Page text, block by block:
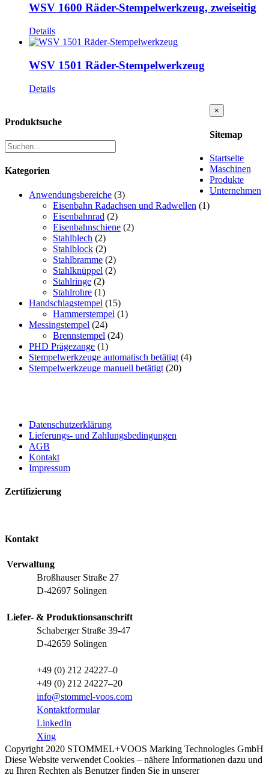
WSV 1600 Räder-Stempelwerkzeug, zweiseitig
Details
WSV 1501 Räder-Stempelwerkzeug
Details
Produktsuche
Kategorien
Anwendungsbereiche (3)
Eisenbahn Radachsen und Radwellen (1)
Eisenbahnrad (2)
Eisenbahnschiene (2)
Stahlblech (2)
Stahlblock (2)
Stahlbramme (2)
Stahlknüppel (2)
Stahlringe (2)
Stahlrohre (1)
Handschlagstempel (15)
Hammerstempel (1)
Messingstempel (24)
Brennstempel (24)
PHD Prägezange (1)
Stempelwerkzeuge automatisch betätigt (4)
Stempelwerkzeuge manuell betätigt (20)
Close
product
view
×
Sitemap
Startseite
Maschinen
Produkte
Unternehmen
Datenschutzerklärung
Lieferungs- und Zahlungsbedingungen
AGB
Kontakt
Impressum
Zertifizierung
Kontakt
Verwaltung
Broßhauser Straße 27
D-42697 Solingen
Liefer- & Produktionsanschrift
Schaberger Straße 39-47
D-42659 Solingen
+49 (0) 212 24227–0
+49 (0) 212 24227–20
info@stommel-voos.com
Kontaktformular
LinkedIn
Xing
Copyright 2020 STOMMEL+VOOS Marking Technologies GmbH
Diese Website verwendet Cookies – nähere Informationen dazu und
zu Ihren Rechten als Benutzer finden Sie in unserer